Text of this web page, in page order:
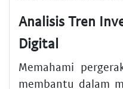
Analisis Tren
Digital
Memahami
membantu dalam